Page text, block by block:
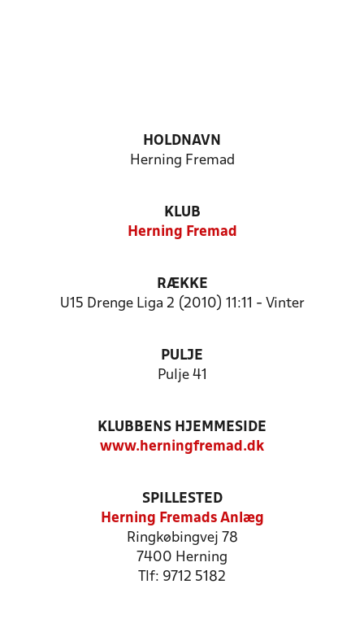
HOLDNAVN
Herning Fremad
KLUB
Herning Fremad
RÆKKE
U15 Drenge Liga 2 (2010) 11:11 - Vinter
PULJE
Pulje 41
KLUBBENS HJEMMESIDE
www.herningfremad.dk
SPILLESTED
Herning Fremads Anlæg
Ringkøbingvej 78
7400 Herning
Tlf: 9712 5182